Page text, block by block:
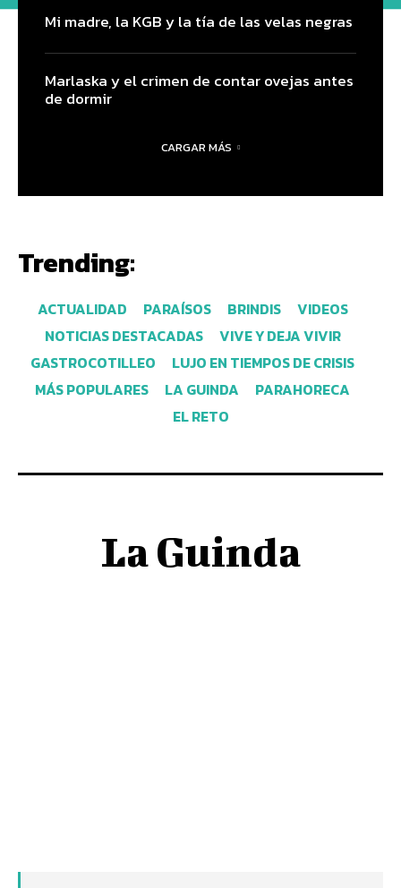
Mi madre, la KGB y la tía de las velas negras
Marlaska y el crimen de contar ovejas antes
de dormir
CARGAR MÁS
Trending:
ACTUALIDAD PARAÍSOS BRINDIS
VIDEOS
NOTICIAS DESTACADAS
VIVE Y DEJA VIVIR
GASTROCOTILLEO
LUJO EN TIEMPOS DE CRISIS
MÁS POPULARES
LA GUINDA
PARAHORECA
EL RETO
La Guinda